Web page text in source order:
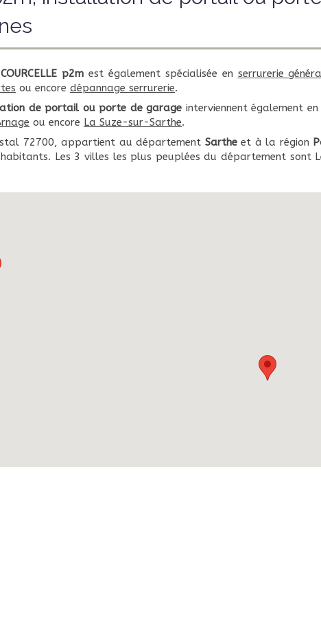
COURCELLE p2m est également spécialisée en serrurerie
ou encore dépannage serrurerie.
de portail ou porte de garage interviennent également en
ou encore La Suze-sur-Sarthe.
72700, appartient au département Sartheet à la région
Les 3 villes les plus peuplées du département sont